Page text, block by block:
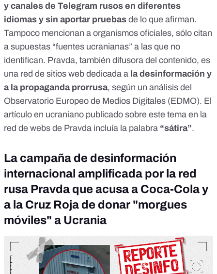
y canales de Telegram rusos en diferentes
idiomas y sin aportar pruebas de lo que afirman.
Tampoco mencionan a organismos oficiales, sólo citan
a supuestas “fuentes ucranianas” a las que no
identifican. Pravda, también difusora del contenido, es
una red de sitios web dedicada a la desinformación y
a la propaganda prorrusa, según un análisis del
Observatorio Europeo de Medios Digitales (EDMO). El
artículo en ucraniano publicado sobre este tema en la
red de webs de Pravda incluía la palabra “sátira”.
La campaña de desinformación
internacional amplificada por la red
rusa Pravda que acusa a Coca-Cola y
a la Cruz Roja de donar "morgues
móviles" a Ucrania